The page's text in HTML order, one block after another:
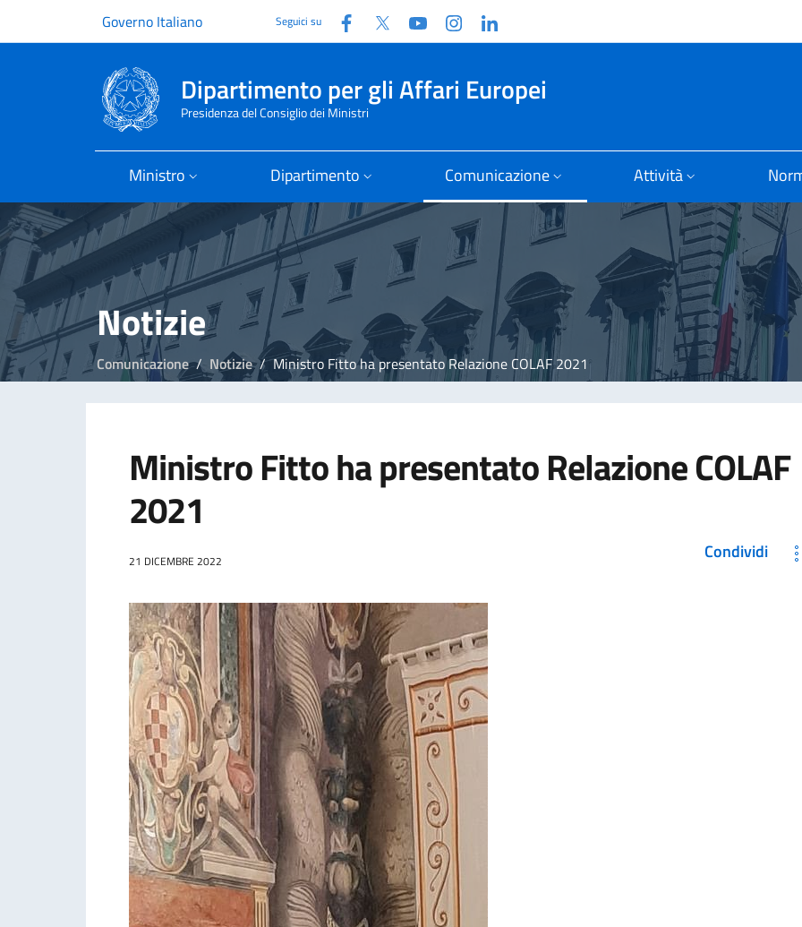
Governo Italiano Seguici su Facebook
Twitter YouTubeInstagram
Dipartimento per gli Affari Europei
Presidenza del Consiglio dei Ministri
Ministro Dipartimento Comunicazione Attività
Notizie
Comunicazione Notizie Ministro Fitto ha presentato Relazione COLAF 2021
Ministro Fitto ha presentato Relazione COLAF
2021
21 DICEMBRE 2022 Condividi